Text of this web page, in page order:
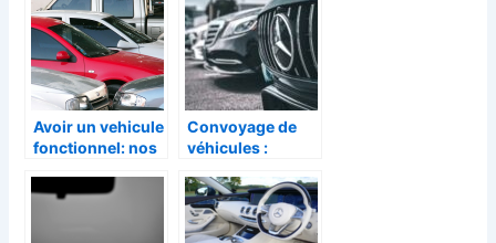
prendre en
compte
Avoir un vehicule
fonctionnel: nos
Convoyage de
véhicules :
c’est et quels
sont ses
avantages ?